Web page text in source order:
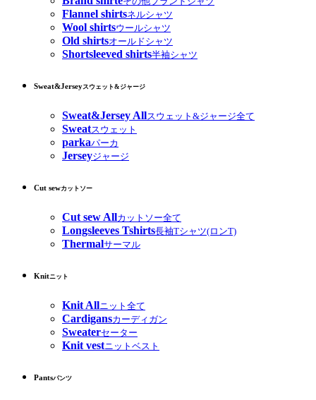
Flannel shirtsネルシャツ
Wool shirtsウールシャツ
Old shirtsオールドシャツ
Shortsleeved shirts半袖シャツ
Sweat&Jerseyスウェット&ジャージ
Sweat&Jersey Allスウェット&ジャージ全て
Sweatスウェット
parkaパーカ
Jerseyジャージ
Cut sewカットソー
Cut sew Allカットソー全て
Longsleeves Tshirts長袖Tシャツ(ロンT)
Thermalサーマル
Knitニット
Knit Allニット全て
Cardigansカーディガン
Sweaterセーター
Knit vestニットベスト
Pantsパンツ